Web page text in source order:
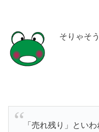
そりゃそ
「売れ残り」とい